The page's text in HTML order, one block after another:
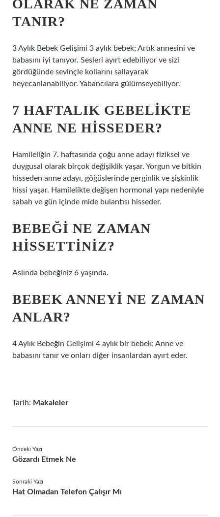
OLARAK NE ZAMAN
TANIR?
3 Aylık Bebek Gelişimi 3 aylık bebek; Artık annesini ve
babasını iyi tanıyor. Sesleri ayırt edebiliyor ve sizi
gördüğünde sevinçle kollarını sallayarak
heyecanlanabiliyor. Yabancılara gülümseyebiliyor.
7 HAFTALIK GEBELIKTE
ANNE NE HISSEDER?
Hamileliğin 7. haftasında çoğu anne adayı fiziksel ve
duygusal olarak birçok değişiklik yaşar. Yorgun ve bitkin
hisseden anne adayı, göğüslerinde gerginlik ve şişkinlik
hissi yaşar. Hamilelikte değişen hormonal yapı nedeniyle
sabah ve gün içinde mide bulantısı hisseder.
BEBEĞI NE ZAMAN
HISSETTINIZ?
Aslında bebeğiniz 6 yaşında.
BEBEK ANNEYI NE ZAMAN
ANLAR?
4 Aylık Bebeğin Gelişimi 4 aylık bir bebek; Anne ve
babasını tanır ve onları diğer insanlardan ayırt eder.
Tarih: Makaleler
Önceki Yazı
Gözardı Etmek Ne
Sonraki Yazı
Hat Olmadan Telefon Çalışır Mı